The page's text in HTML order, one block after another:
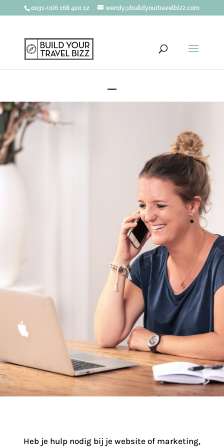
0031-(0)6 168 420 12 wendy@buildyourtravelbizz.com
CONTACT MET WENDY
Heb je hulp nodig bij je website of marketing,